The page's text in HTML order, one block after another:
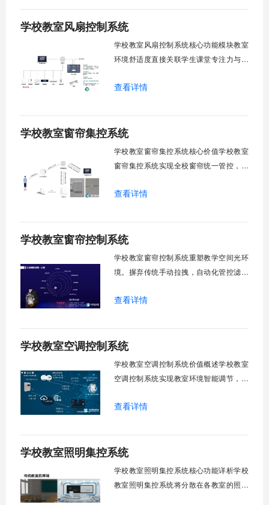
块清单：远程集中控制。智能定时调度。
环境自适应调节。能耗监测统计。故障预
学校教室风扇控制系统
学校教室风扇控制系统核心功能模块教室
环境舒适度直接关联学生课堂专注力与学
领域，打造教室风扇控制系统，实现温度
分组联动、安全防护六大模块一体化运
行，为学校提供精细化风扇管理方案。
查看详情
学校教室窗帘集控系统
学校教室窗帘集控系统核心价值学校教室
窗帘集控系统实现全校窗帘统一管控，提
能化改造后，一键完成全校窗帘开合，节
生视力健康，营造舒适教学环境。节能减
排效果显著，延长窗帘使用寿命，降低学
查看详情
学校教室窗帘控制系统
学校教室窗帘控制系统重塑教学空间光环
境。摒弃传统手动拉拽，自动化管控滤除
足，节能降耗。精准适配多媒体教学、考
能智慧校园生态升级。智能光感调节1. 动
态光照追踪实时捕捉室外照度参数。光照
查看详情
学校教室空调控制系统
学校教室空调控制系统价值概述学校教室
空调控制系统实现教室环境智能调节，提
管理全校空调设备，远程监控运行状态，
警。管理人员通过平台统一管控，减少人
工巡检工作量，延长设备使用寿命，节约
查看详情
学校教室照明集控系统
学校教室照明集控系统核心功能详析学校
教室照明集控系统将分散在各教室的照明